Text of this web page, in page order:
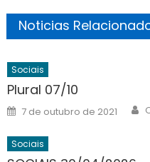
Noticias
Sociais
Plural 07/10
Posted
on
7 de outubro de 2021
Sociais